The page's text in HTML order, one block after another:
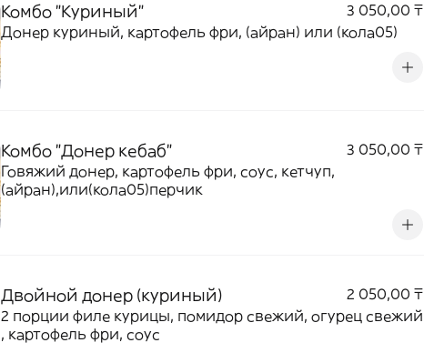
Комбо "Куриный"
3 050,00 ₸
Донер куриный, картофель фри, (айран) или (кола05)
Комбо "Донер кебаб"
3 050,00 ₸
Говяжий донер, картофель фри, соус, кетчуп,
(айран),или(кола05)перчик
Двойной донер (куриный)
2 050,00 ₸
2 порции филе курицы, помидор свежий, огурец свежий
, картофель фри, соус